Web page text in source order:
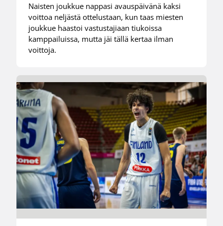
Naisten joukkue nappasi avauspäivänä kaksi
voittoa neljästä ottelustaan, kun taas miesten
joukkue haastoi vastustajiaan tiukoissa
kamppailuissa, mutta jäi tällä kertaa ilman
voittoja.